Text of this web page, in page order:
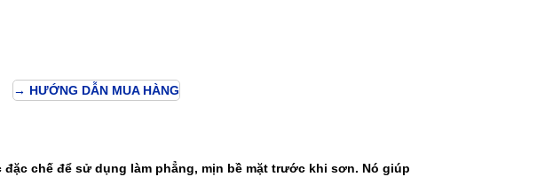
→ HƯỚNG DẪN MUA HÀNG
đặc chế để sử dụng làm phẳng, mịn bề mặt trước khi sơn. Nó giúp